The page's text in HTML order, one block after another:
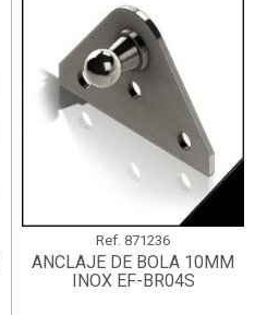
Ref. 871236
ANCLAJE DE BOLA 10MM
INOX EF-BR04S